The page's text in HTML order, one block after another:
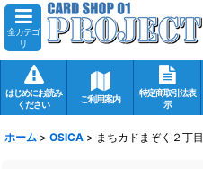
全カテゴ
リ
はじめにお読み
ください
ご利用案内
特定商取引法表
示
ホーム > OSICA > まちカドまぞく２丁目